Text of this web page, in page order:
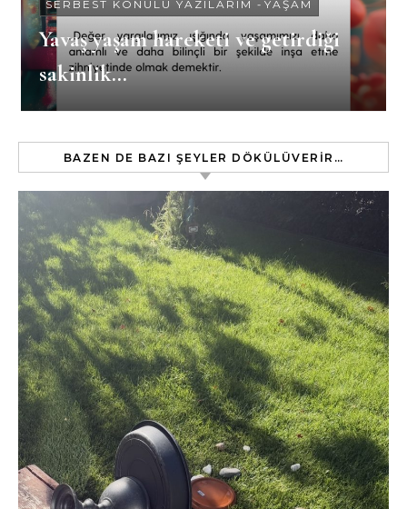
SERBEST KONULU YAZILARIM - YAŞAM
Yavaş yaşam hareketi ve getirdiği
sakinlik…
BAZEN DE BAZI ŞEYLER DÖKÜLÜVERIR…